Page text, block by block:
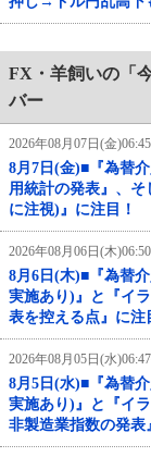
FX・羊飼いの「
バー
2026年08月07日(金
8月7日(金)■『為替
用統計の発表』、
に注視)』に注目！
2026年08月06日(木
8月6日(木)■『為替
実施あり)』と『イ
表を控える点』に注
2026年08月05日(水
8月5日(水)■『為替
実施あり)』と『イ
非製造業指数の発表